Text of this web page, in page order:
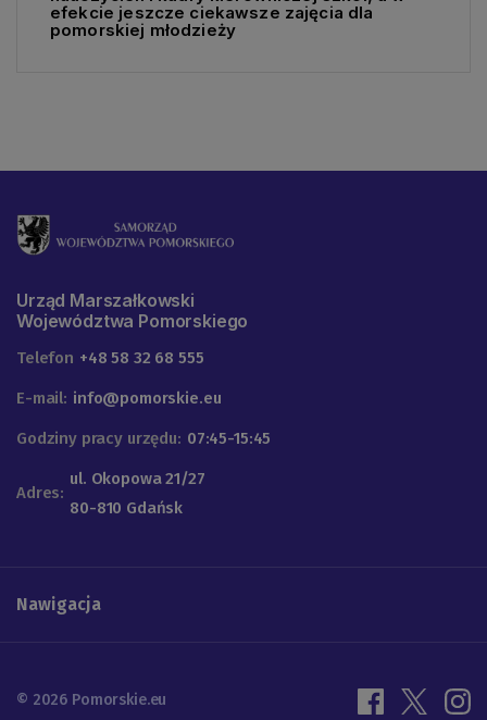
efekcie jeszcze ciekawsze zajęcia dla
pomorskiej młodzieży
Urząd Marszałkowski
Województwa Pomorskiego
Telefon +48 58 32 68 555
E-mail: info@pomorskie.eu
Godziny pracy urzędu: 07:45-15:45
Adres:
ul. Okopowa 21/27
80-810 Gdańsk
Nawigacja
© 2026 Pomorskie.eu